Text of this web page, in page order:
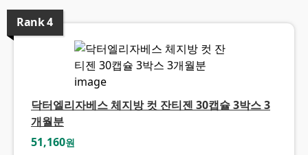
Rank4
닥터엘리자베스 체지방 컷 잔티젠 30캡슐 3박스 3
개월분
51,160원